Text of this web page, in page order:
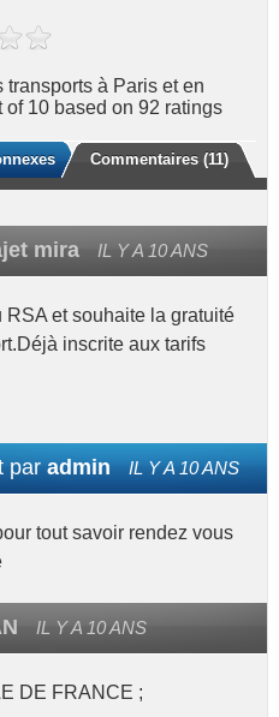
transports à Paris et en
of 10based on 92 ratings
Commentaires (11)
mira IL Y A 10 ANS
RSA et souhaite la gratuité
inscrite aux tarifs
paradmin IL Y A 10 ANS
tout savoir rendez vous
IL Y A 10 ANS
DE FRANCE ;